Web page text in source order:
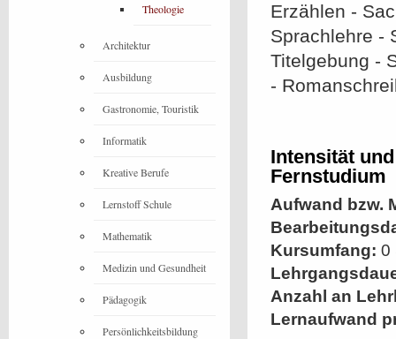
Erzählen -
Sprachlehre -
Titelgebung -
-
Intensität
Fernstudium
Aufwand bzw.
Kursumfang: 0
Anzahl an
Lernaufwand
Theologie
Architektur
Ausbildung
Gastronomie, Touristik
Informatik
Kreative Berufe
Lernstoff Schule
Mathematik
Medizin und Gesundheit
Pädagogik
Persönlichkeitsbildung